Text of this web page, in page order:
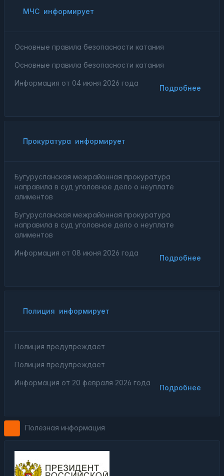
МЧС информирует
Основные правила безопасности катания
Основные правила безопасности катания
Подробнее
Информация от 04 июня 2026 года
Прокуратура информирует
Бугурусланская межрайонная прокуратура
направила в суд уголовное дело о неуплате
алиментов
Бугурусланская межрайонная прокуратура
направила в суд уголовное дело о неуплате
алиментов
Подробнее
Информация от 08 июня 2026 года
Полиция информирует
Полиция предупреждает
Полиция предупреждает
Подробнее
Информация от 20 февраля 2026 года
Полезная информация